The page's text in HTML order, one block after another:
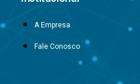
A Empresa
Fale Conosco